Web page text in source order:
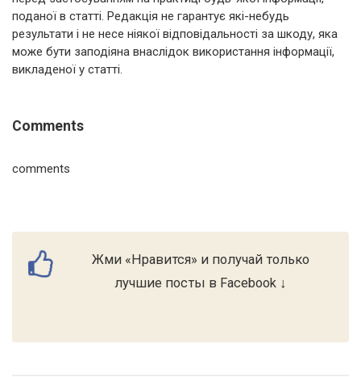
поданої в статті. Редакція не гарантує які-небудь
результати і не несе ніякої відповідальності за шкоду, яка
може бути заподіяна внаслідок використання інформації,
викладеної у статті.
Comments
comments
Жми «Нравится» и получай только
лучшие посты в Facebook ↓